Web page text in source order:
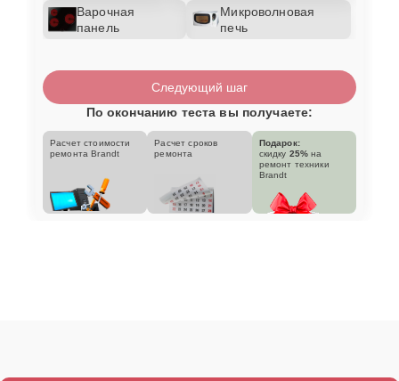
Варочная
панель
Микроволновая
печь
Следующий шаг
По окончанию теста вы получаете:
Расчет стоимости
ремонта Brandt
Расчет сроков
ремонта
Подарок:
скидку 25% на
ремонт техники
Brandt